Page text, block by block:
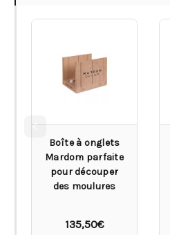
Boîte à onglets
Mardom parfaite
pour découper
des moulures
135,50€